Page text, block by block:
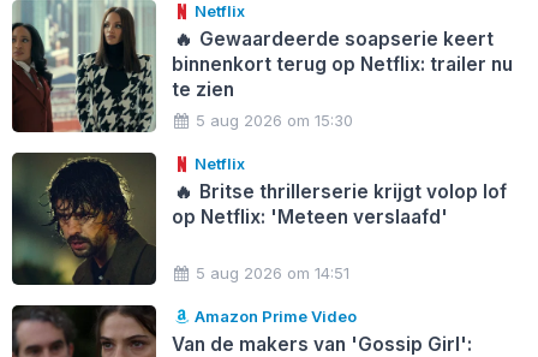
Netflix
🔥 Gewaardeerde soapserie keert
binnenkort terug op Netflix: trailer nu
te zien
5 aug 2026 om 15:30
Netflix
🔥 Britse thrillerserie krijgt volop lof
op Netflix: 'Meteen verslaafd'
5 aug 2026 om 14:51
Amazon Prime Video
Van de makers van 'Gossip Girl':